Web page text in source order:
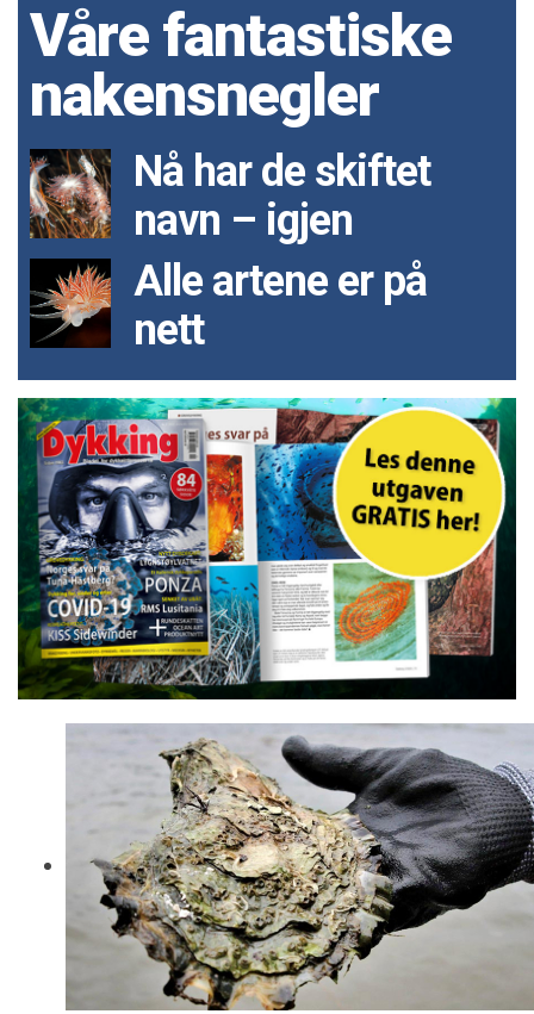
Våre fantastiske
nakensnegler
Nå har de skiftet
navn – igjen
Alle artene er på
nett